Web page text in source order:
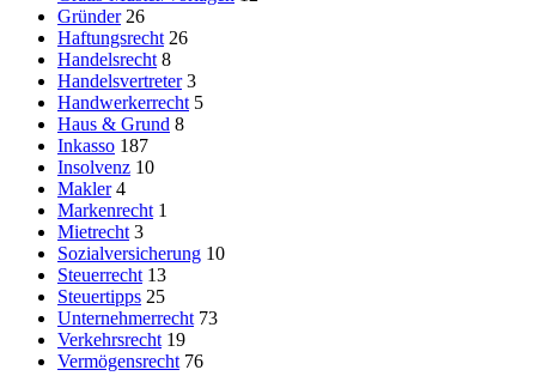
Gründer 26
Haftungsrecht 26
Handelsrecht 8
Handelsvertreter 3
Handwerkerrecht 5
Haus & Grund 8
Inkasso 187
Insolvenz 10
Makler 4
Markenrecht 1
Mietrecht 3
Sozialversicherung 10
Steuerrecht 13
Steuertipps 25
Unternehmerrecht 73
Verkehrsrecht 19
Vermögensrecht 76